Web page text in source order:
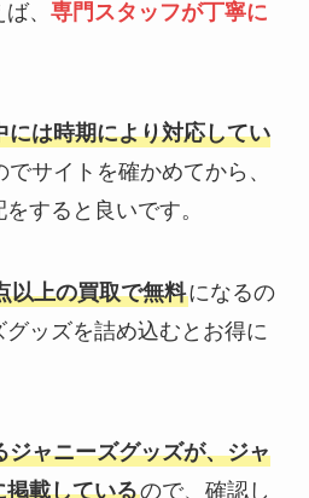
、 専門スタッフが丁寧に
には時期により対応してい
でサイトを確かめてから、
すると良いです。
以上の買取で無料になるの
ッズを詰め込むとお得に
ジャニーズグッズが、ジャ
掲載しているので、確認し